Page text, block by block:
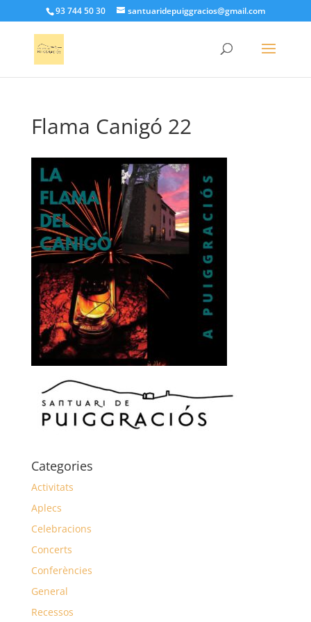
93 744 50 30 santuaridepuiggracios@gmail.com
Flama Canigó 22
Categories
Activitats
Aplecs
Celebracions
Concerts
Conferències
General
Recessos